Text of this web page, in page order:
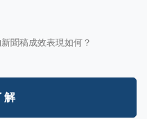
聞稿成效表現如何？
解